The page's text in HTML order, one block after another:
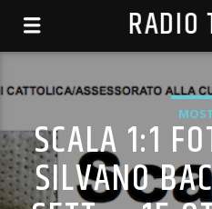
RADIO
SCALA 1:1
SILVANO